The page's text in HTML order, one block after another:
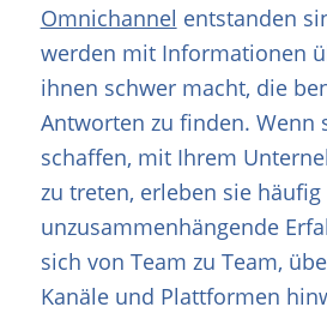
Omnichannel entstanden
werden mit Informationen
ihnen schwer macht, die
Antworten zu finden. Wenn
schaffen, mit Ihrem
zu treten, erleben sie häufig
unzusammenhängende
sich von Team zu Team,
Kanäle und Plattformen